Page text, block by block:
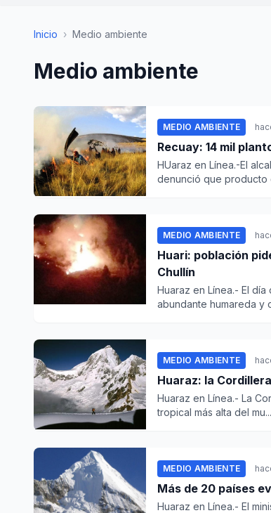
Inicio › Medio ambiente
Medio ambiente
MEDIO AMBIENTE
Recuay: 14 mil
HUaraz en Línea.-El
denunció que producto
MEDIO AMBIENTE
Huari: población
Chullín
Huaraz en Línea.- El
abundante humareda y
MEDIO AMBIENTE
Huaraz: la
Huaraz en Línea.- La
tropical más alta del mu...
MEDIO AMBIENTE
Más de 20 países
Huaraz en Línea.- El